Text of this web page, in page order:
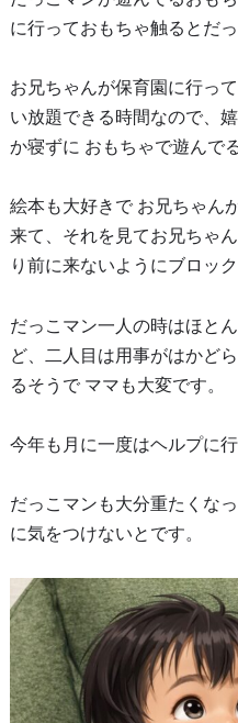
に行っておもちゃ触るとだ
お兄ちゃんが保育園に行っ
い放題できる時間なので、
か寝ずに おもちゃで遊んで
絵本も大好きで お兄ちゃん
来て、それを見てお兄ちゃ
り前に来ないようにブロッ
だっこマン一人の時はほと
ど、二人目は用事がはかど
るそうで ママも大変です。
今年も月に一度はヘルプに行
だっこマンも大分重たくな
に気をつけないとです。